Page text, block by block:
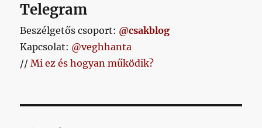
Telegram
Beszélgetős csoport: @csakblog
Kapcsolat: @veghhanta
//Mi ez és hogyan működik?